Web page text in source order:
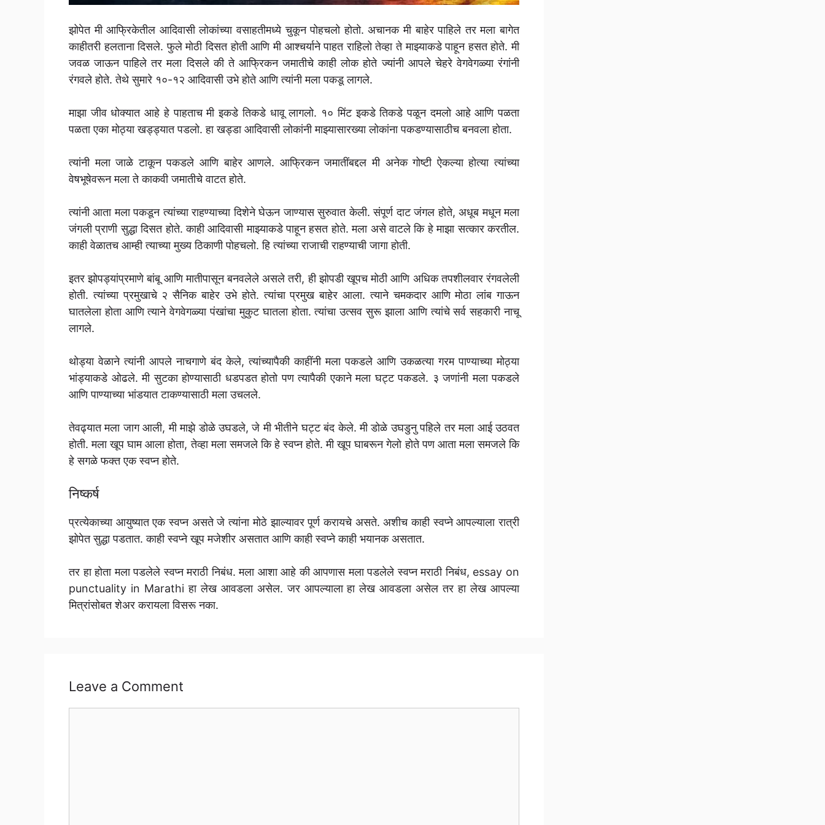
झोपेत मी आफ्रिकेतील आदिवासी लोकांच्या वसाहतीमध्ये चुकून पोहचलो होतो. अचानक मी बाहेर पाहिले तर मला बागेत
काहीतरी हलताना दिसले. फुले मोठी दिसत होती आणि मी आश्चर्याने पाहत राहिलो तेव्हा ते माझ्याकडे पाहून हसत होते. मी
जवळ जाऊन पाहिले तर मला दिसले की ते आफ्रिकन जमातीचे काही लोक होते ज्यांनी आपले चेहरे वेगवेगळ्या रंगांनी
रंगवले होते. तेथे सुमारे १०-१२ आदिवासी उभे होते आणि त्यांनी मला पकडू लागले.
माझा जीव धोक्यात आहे हे पाहताच मी इकडे तिकडे धावू लागलो. १० मिंट इकडे तिकडे पळून दमलो आहे आणि पळता
पळता एका मोठ्या खड्ड्यात पडलो. हा खड्डा आदिवासी लोकांनी माझ्यासारख्या लोकांना पकडण्यासाठीच बनवला होता.
त्यांनी मला जाळे टाकून पकडले आणि बाहेर आणले. आफ्रिकन जमातींबद्दल मी अनेक गोष्टी ऐकल्या होत्या त्यांच्या
वेषभूषेवरून मला ते काकवी जमातीचे वाटत होते.
त्यांनी आता मला पकडून त्यांच्या राहण्याच्या दिशेने घेऊन जाण्यास सुरुवात केली. संपूर्ण दाट जंगल होते, अधूब मधून मला
जंगली प्राणी सुद्धा दिसत होते. काही आदिवासी माझ्याकडे पाहून हसत होते. मला असे वाटले कि हे माझा सत्कार करतील.
काही वेळातच आम्ही त्याच्या मुख्य ठिकाणी पोहचलो. हि त्यांच्या राजाची राहण्याची जागा होती.
इतर झोपड्यांप्रमाणे बांबू आणि मातीपासून बनवलेले असले तरी, ही झोपडी खूपच मोठी आणि अधिक तपशीलवार रंगवलेली
होती. त्यांच्या प्रमुखाचे २ सैनिक बाहेर उभे होते. त्यांचा प्रमुख बाहेर आला. त्याने चमकदार आणि मोठा लांब गाऊन
घातलेला होता आणि त्याने वेगवेगळ्या पंखांचा मुकुट घातला होता. त्यांचा उत्सव सुरू झाला आणि त्यांचे सर्व सहकारी नाचू
लागले.
थोड्या वेळाने त्यांनी आपले नाचगाणे बंद केले, त्यांच्यापैकी काहींनी मला पकडले आणि उकळत्या गरम पाण्याच्या मोठ्या
भांड्याकडे ओढले. मी सुटका होण्यासाठी धडपडत होतो पण त्यापैकी एकाने मला घट्ट पकडले. ३ जणांनी मला पकडले
आणि पाण्याच्या भांडयात टाकण्यासाठी मला उचलले.
तेवढ्यात मला जाग आली, मी माझे डोळे उघडले, जे मी भीतीने घट्ट बंद केले. मी डोळे उघडुनु पहिले तर मला आई उठवत
होती. मला खूप घाम आला होता, तेव्हा मला समजले कि हे स्वप्न होते. मी खूप घाबरून गेलो होते पण आता मला समजले कि
हे सगळे फक्त एक स्वप्न होते.
निष्कर्ष
प्रत्येकाच्या आयुष्यात एक स्वप्न असते जे त्यांना मोठे झाल्यावर पूर्ण करायचे असते. अशीच काही स्वप्ने आपल्याला रात्री
झोपेत सुद्धा पडतात. काही स्वप्ने खूप मजेशीर असतात आणि काही स्वप्ने काही भयानक असतात.
तर हा होता मला पडलेले स्वप्न मराठी निबंध. मला आशा आहे की आपणास मला पडलेले स्वप्न मराठी निबंध, essay on
punctuality in Marathi हा लेख आवडला असेल. जर आपल्याला हा लेख आवडला असेल तर हा लेख आपल्या
मित्रांसोबत शेअर करायला विसरू नका.
Leave a Comment